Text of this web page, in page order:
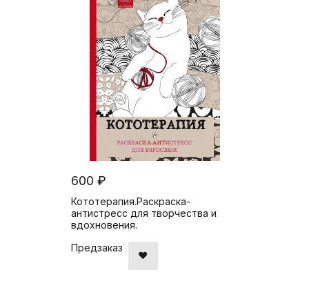
600 ₽
Кототерапия.Раскраска-
антистресс для творчества и
вдохновения.
Предзаказ